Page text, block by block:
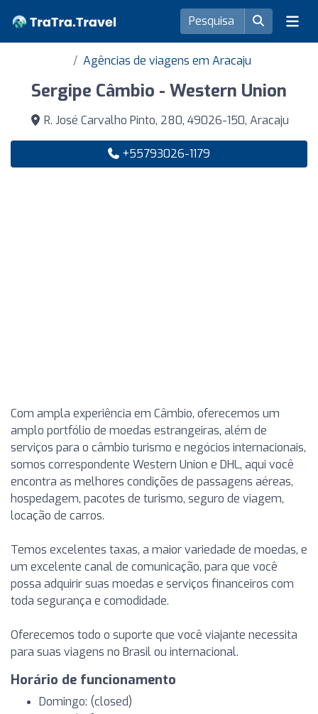
Agências de viagens em Aracaju
Sergipe Câmbio - Western Union
R. José Carvalho Pinto, 280, 49026-150, Aracaju
+55793026-1179
Com ampla experiência em Câmbio, oferecemos um
amplo portfólio de moedas estrangeiras, além de
serviços para o câmbio turismo e negócios internacionais,
somos correspondente Western Union e DHL, aqui você
encontra as melhores condições de passagens aéreas,
hospedagem, pacotes de turismo, seguro de viagem,
locação de carros.
Temos excelentes taxas, a maior variedade de moedas, e
um excelente canal de comunicação, para que você
possa adquirir suas moedas e serviços financeiros com
toda segurança e comodidade.
Oferecemos todo o suporte que você viajante necessita
para suas viagens no Brasil ou internacional.
Horário de funcionamento
Domingo: (closed)